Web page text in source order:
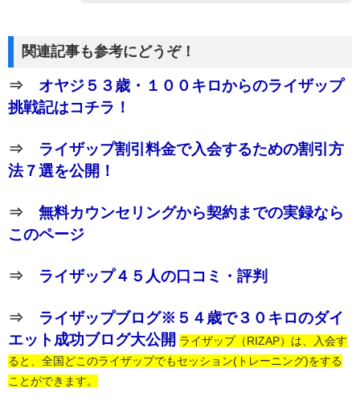
関連記事も参考にどうぞ！
⇒ オヤジ５３歳・１００キロからのライザップ
挑戦記はコチラ！
⇒ ライザップ割引料金で入会するための割引方
法７選を公開！
⇒ 無料カウンセリングから契約までの実録なら
このページ
⇒ ライザップ４５人の口コミ・評判
⇒ ライザップブログ※５４歳で３０キロのダイ
エット成功ブログ大公開 ライザップ（RIZAP）は、入会す
ると、全国どこのライザップでもセッション(トレーニング)をする
ことができます。